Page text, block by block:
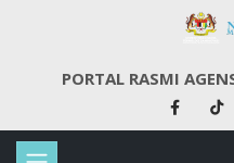
PORTAL RASMI